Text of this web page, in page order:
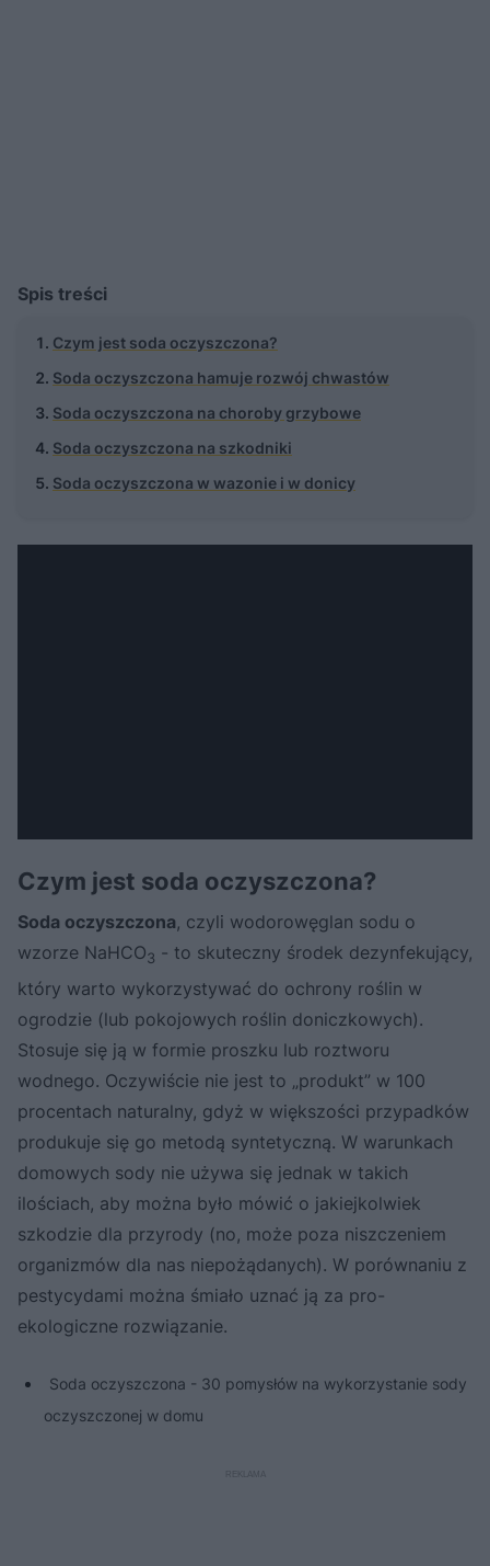
Spis treści
Czym jest soda oczyszczona?
Soda oczyszczona hamuje rozwój chwastów
Soda oczyszczona na choroby grzybowe
Soda oczyszczona na szkodniki
Soda oczyszczona w wazonie i w donicy
Czym jest soda oczyszczona?
Soda oczyszczona, czyli wodorowęglan sodu o
wzorze NaHCO3 - to skuteczny środek dezynfekujący,
który warto wykorzystywać do ochrony roślin w
ogrodzie (lub pokojowych roślin doniczkowych).
Stosuje się ją w formie proszku lub roztworu
wodnego. Oczywiście nie jest to „produkt” w 100
procentach naturalny, gdyż w większości przypadków
produkuje się go metodą syntetyczną. W warunkach
domowych sody nie używa się jednak w takich
ilościach, aby można było mówić o jakiejkolwiek
szkodzie dla przyrody (no, może poza niszczeniem
organizmów dla nas niepożądanych). W porównaniu z
pestycydami można śmiało uznać ją za pro-
ekologiczne rozwiązanie.
Soda oczyszczona - 30 pomysłów na wykorzystanie sody
oczyszczonej w domu